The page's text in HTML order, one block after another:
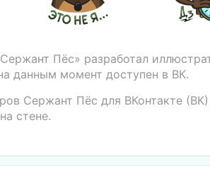
Пёс» разработал
данным момент доступен в ВК.
Сержант Пёс для ВКонтакте
стене.